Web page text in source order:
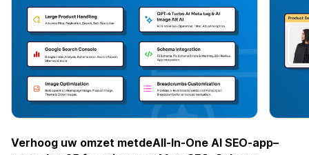
Verhoog uw omzet metdeAll-In-One AI SEO-app–